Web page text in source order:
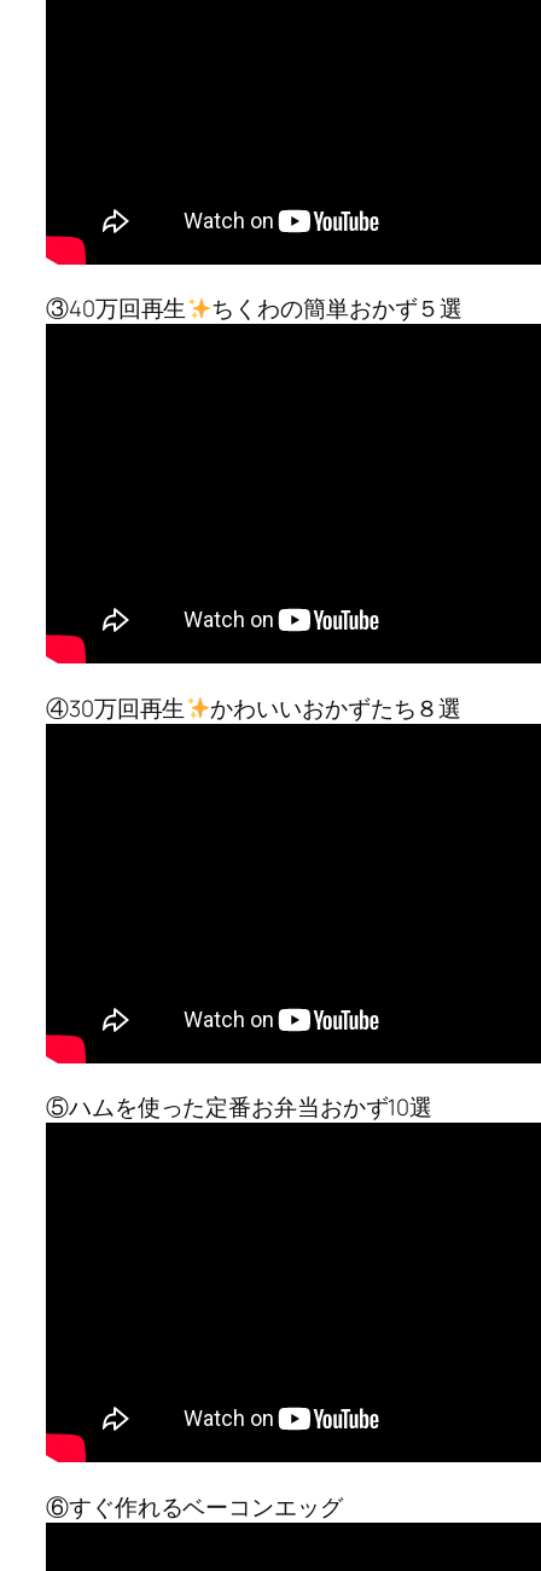
③40万回再生 ちくわの簡単おかず５選
④30万回再生 かわいいおかずたち８選
⑤ハムを使った定番お弁当おかず10選
⑥すぐ作れるベーコンエッグ